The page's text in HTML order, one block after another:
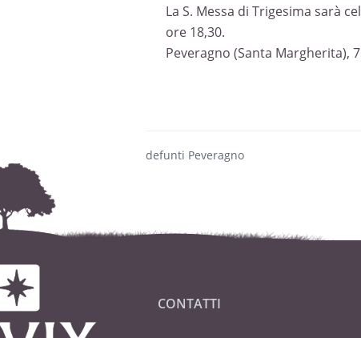
La S. Messa di Trigesima sarà
ore 18,30.
Peveragno (Santa Margherita),
defunti Peveragno
CONTATTI